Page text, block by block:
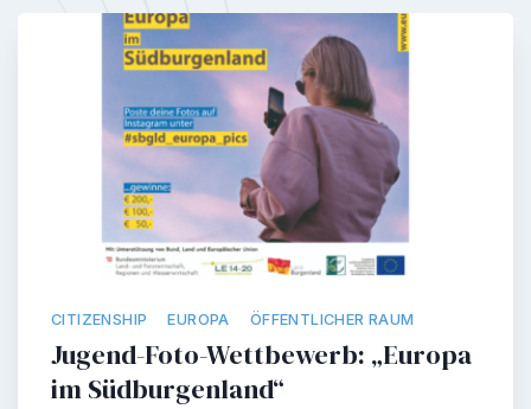
CITIZENSHIP EUROPA ÖFFENTLICHER RAUM
Jugend-Foto-Wettbewerb: „Europa
im Südburgenland“